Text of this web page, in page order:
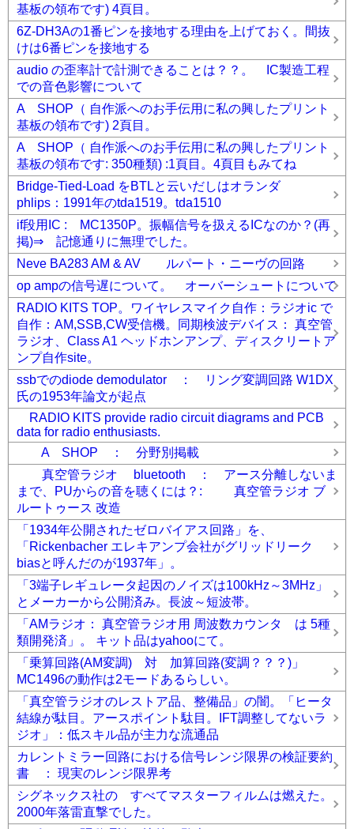
基板の領布です) 4頁目。
6Z-DH3Aの1番ピンを接地する理由を上げておく。間抜
けは6番ピンを接地する
audio の歪率計で計測できることは？？。 IC製造工程
での音色影響について
A SHOP（ 自作派へのお手伝用に私の興したプリント
基板の領布です) 2頁目。
A SHOP（ 自作派へのお手伝用に私の興したプリント
基板の領布です: 350種類) :1頁目。4頁目もみてね
Bridge-Tied-Load をBTLと云いだしはオランダ
phlips：1991年のtda1519。tda1510
if段用IC : MC1350P。振幅信号を扱えるICなのか？(再
掲)⇒ 記憶通りに無理でした。
Neve BA283 AM & AV ルパート・ニーヴの回路
op ampの信号遅について。 オーバーシュートについて
RADIO KITS TOP。ワイヤレスマイク自作：ラジオic で
自作：AM,SSB,CW受信機。同期検波デバイス： 真空管
ラジオ、Class A1 ヘッドホンアンプ、ディスクリートア
ンプ自作site。
ssbでのdiode demodulator ： リング変調回路 W1DX
氏の1953年論文が起点
RADIO KITS provide radio circuit diagrams and PCB
data for radio enthusiasts.
A SHOP ： 分野別掲載
真空管ラジオ bluetooth ： アース分離しないま
まで、PUからの音を聴くには？: 真空管ラジオ ブ
ルートゥース 改造
「1934年公開されたゼロバイアス回路」を、
「Rickenbacher エレキアンプ会社がグリッドリーク
biasと呼んだのが1937年」。
「3端子レギュレータ起因のノイズは100kHz～3MHz」
とメーカーから公開済み。長波～短波帯。
「AMラジオ： 真空管ラジオ用 周波数カウンタ は 5種
類開発済」。 キット品はyahooにて。
「乗算回路(AM変調) 対 加算回路(変調？？？)」
MC1496の動作は2モードあるらしい。
「真空管ラジオのレストア品、整備品」の闇。「ヒータ
結線が駄目。アースポイント駄目。IFT調整してないラ
ジオ」：低スキル品が主力な流通品
カレントミラー回路における信号レンジ限界の検証要約
書 ： 現実のレンジ限界考
シグネックス社の すべてマスターフィルムは燃えた。
2000年落雷直撃でした。